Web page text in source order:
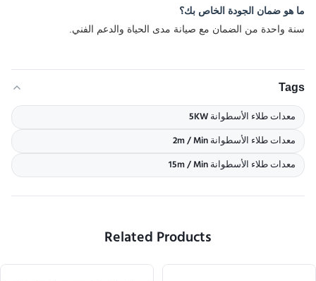
ما هو ضمان الجودة الخاص بك؟
سنة واحدة من الضمان مع صيانة مدى الحياة والدعم الفني.
Tags
معدات طلاء الأسطوانة 5KW
معدات طلاء الأسطوانة 2m / Min
معدات طلاء الأسطوانة 15m / Min
Related Products